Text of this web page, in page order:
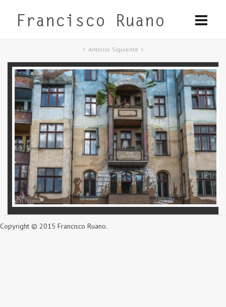
Anterior Siguiente
Copyright © 2015 Francisco Ruano.